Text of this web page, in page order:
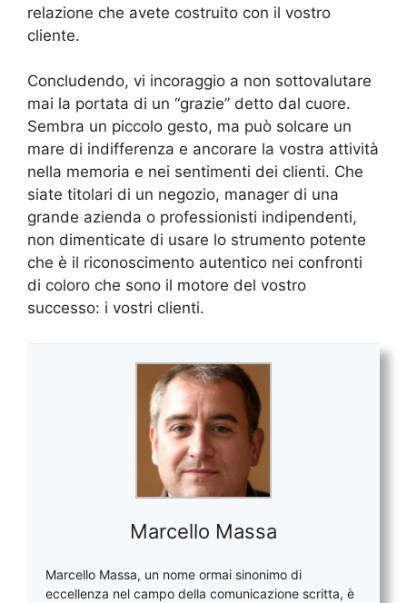
relazione che avete costruito con il vostro
cliente.
Concludendo, vi incoraggio a non sottovalutare
mai la portata di un “grazie” detto dal cuore.
Sembra un piccolo gesto, ma può solcare un
mare di indifferenza e ancorare la vostra attività
nella memoria e nei sentimenti dei clienti. Che
siate titolari di un negozio, manager di una
grande azienda o professionisti indipendenti,
non dimenticate di usare lo strumento potente
che è il riconoscimento autentico nei confronti
di coloro che sono il motore del vostro
successo: i vostri clienti.
Marcello Massa
Marcello Massa, un nome ormai sinonimo di
eccellenza nel campo della comunicazione scritta, è